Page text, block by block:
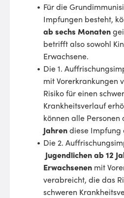
Für die
Impfungen besteht,
ab sechs Monaten
betrifft also sowohl
Erwachsene.
Die 1.
mit Vorerkrankungen
Risiko für einen
Krankheitsverlauf
können alle
Jahrendiese Impfung
Die 2.
Jugendlichen ab 12
Erwachsenen mit
verabreicht, die das
schweren